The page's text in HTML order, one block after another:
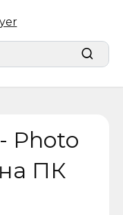
Photo
ПК